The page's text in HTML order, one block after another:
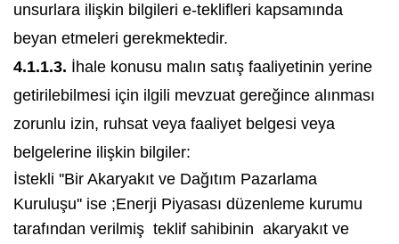
unsurlara ilişkin bilgileri e-teklifleri kapsamında
beyan etmeleri gerekmektedir.
4.1.1.3. İhale konusu malın satış faaliyetinin yerine
getirilebilmesi için ilgili mevzuat gereğince alınması
zorunlu izin, ruhsat veya faaliyet belgesi veya
belgelerine ilişkin bilgiler:
İstekli ''Bir Akaryakıt ve Dağıtım Pazarlama
Kuruluşu'' ise ;Enerji Piyasası düzenleme kurumu
tarafından verilmiş teklif sahibinin akaryakıt ve